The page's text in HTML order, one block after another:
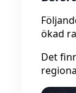
ökad
Det